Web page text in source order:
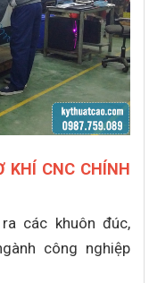
KHÍ CNC CHÍNH
các khuôn đúc,
công nghiệp